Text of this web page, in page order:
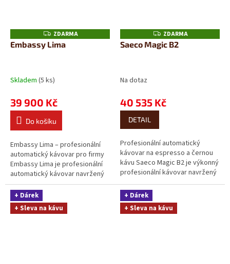
Z
D
A
ZDARMA
Embassy Lima
Skladem (5 ks)
39 900 Kč
Do košíku
Embassy Lima – profesionální
automatický kávovar pro firmy
Embassy Lima je profesionální
automatický kávovar navržený
pro provozy s denním výdejem
až 50...
Z
D
A
ZDARMA
Saeco Magic B2
Na dotaz
40 535 Kč
DETAIL
Profesionální automatický
kávovar na espresso a černou
kávu Saeco Magic B2 je výkonný
profesionální kávovar navržený
pro každodenní rychlou
přípravu...
+ Dárek
+ Sleva na kávu
+ Dárek
+ Sleva na kávu